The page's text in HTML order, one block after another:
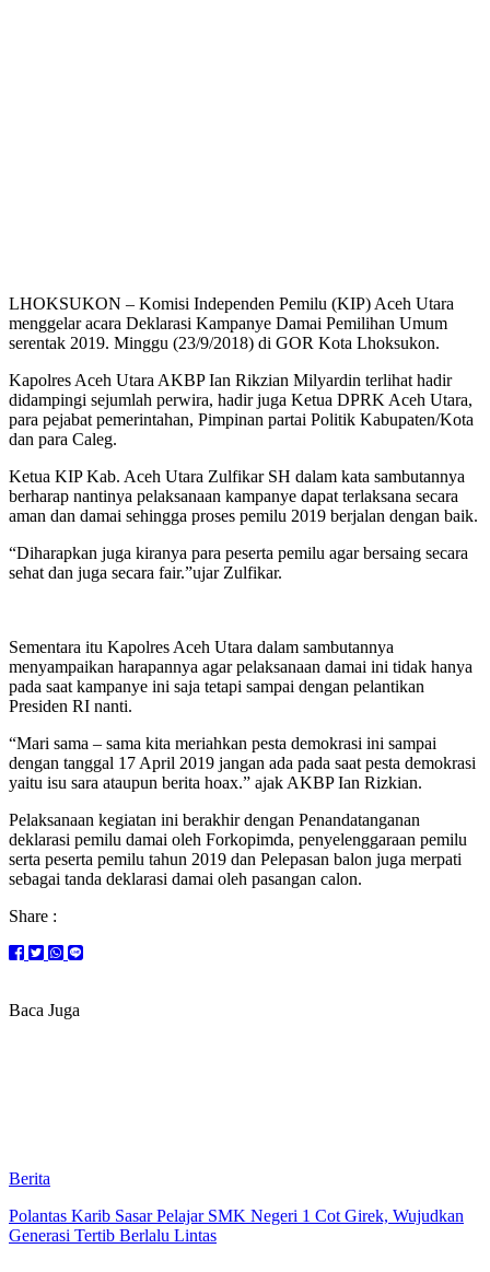
LHOKSUKON – Komisi Independen Pemilu (KIP) Aceh Utara
menggelar acara Deklarasi Kampanye Damai Pemilihan Umum
serentak 2019. Minggu (23/9/2018) di GOR Kota Lhoksukon.
Kapolres Aceh Utara AKBP Ian Rikzian Milyardin terlihat hadir
didampingi sejumlah perwira, hadir juga Ketua DPRK Aceh Utara,
para pejabat pemerintahan, Pimpinan partai Politik Kabupaten/Kota
dan para Caleg.
Ketua KIP Kab. Aceh Utara Zulfikar SH dalam kata sambutannya
berharap nantinya pelaksanaan kampanye dapat terlaksana secara
aman dan damai sehingga proses pemilu 2019 berjalan dengan baik.
“Diharapkan juga kiranya para peserta pemilu agar bersaing secara
sehat dan juga secara fair.”ujar Zulfikar.
Sementara itu Kapolres Aceh Utara dalam sambutannya
menyampaikan harapannya agar pelaksanaan damai ini tidak hanya
pada saat kampanye ini saja tetapi sampai dengan pelantikan
Presiden RI nanti.
“Mari sama – sama kita meriahkan pesta demokrasi ini sampai
dengan tanggal 17 April 2019 jangan ada pada saat pesta demokrasi
yaitu isu sara ataupun berita hoax.” ajak AKBP Ian Rizkian.
Pelaksanaan kegiatan ini berakhir dengan Penandatanganan
deklarasi pemilu damai oleh Forkopimda, penyelenggaraan pemilu
serta peserta pemilu tahun 2019 dan Pelepasan balon juga merpati
sebagai tanda deklarasi damai oleh pasangan calon.
Share :
Baca Juga
Berita
Polantas Karib Sasar Pelajar SMK Negeri 1 Cot Girek, Wujudkan
Generasi Tertib Berlalu Lintas